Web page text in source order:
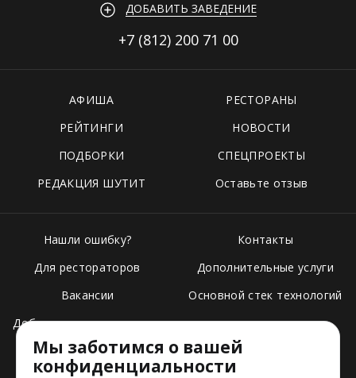
ДОБАВИТЬ ЗАВЕДЕНИЕ
+7 (812) 200 71 00
АФИША
РЕСТОРАНЫ
РЕЙТИНГИ
НОВОСТИ
ПОДБОРКИ
СПЕЦПРОЕКТЫ
РЕДАКЦИЯ ШУТИТ
Оставьте отзыв
Нашли ошибку?
Для рестораторов
Вакансии
Добавить свое заведение
Тарифы
Контакты
Дополнительные услуги
Основной стек технологий
Мы заботимся о вашей
конфиденциальности